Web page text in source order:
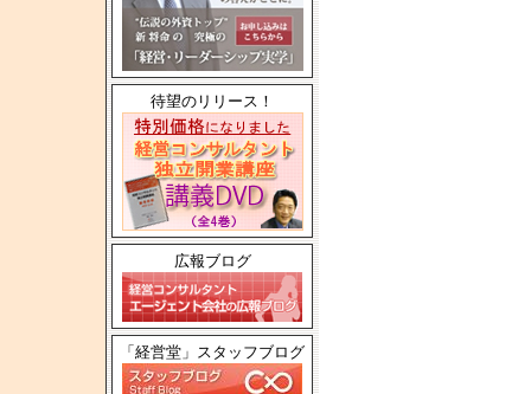
待望のリリース！
広報ブログ
「経営堂」スタッフブログ